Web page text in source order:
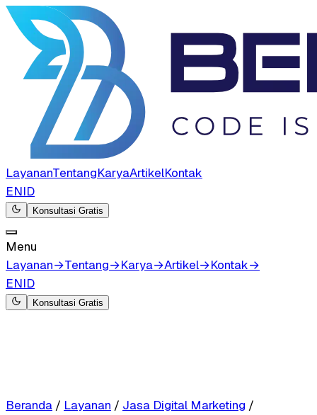
LayananTentangKaryaArtikelKontak
ENID
Konsultasi Gratis
Menu
Layanan→Tentang→Karya→Artikel→Kontak→
ENID
Konsultasi Gratis
Beranda / Layanan / Jasa Digital Marketing /